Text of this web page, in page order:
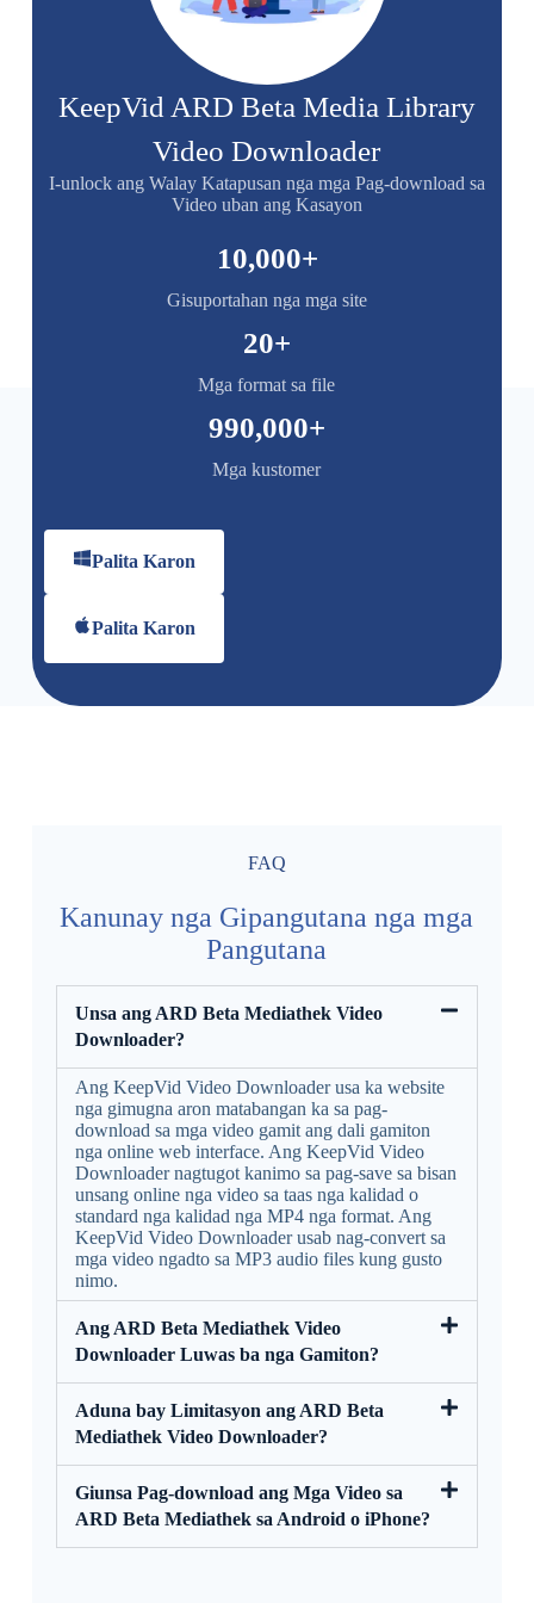
KeepVid ARD Beta Media Library
Video Downloader
I-unlock ang Walay Katapusan nga mga Pag-download sa
Video uban ang Kasayon
Gisuportahan nga mga site
10,000+
Mga format sa file
20+
Mga kustomer
990,000+
Palita Karon
Palita Karon
FAQ
Kanunay nga Gipangutana nga mga
Pangutana
Unsa ang ARD Beta Mediathek Video
Downloader?
Ang KeepVid Video Downloader usa ka website
nga gimugna aron matabangan ka sa pag-
download sa mga video gamit ang dali gamiton
nga online web interface. Ang KeepVid Video
Downloader nagtugot kanimo sa pag-save sa bisan
unsang online nga video sa taas nga kalidad o
standard nga kalidad nga MP4 nga format. Ang
KeepVid Video Downloader usab nag-convert sa
mga video ngadto sa MP3 audio files kung gusto
nimo.
Ang ARD Beta Mediathek Video
Downloader Luwas ba nga Gamiton?
Aduna bay Limitasyon ang ARD Beta
Mediathek Video Downloader?
Giunsa Pag-download ang Mga Video sa
ARD Beta Mediathek sa Android o iPhone?